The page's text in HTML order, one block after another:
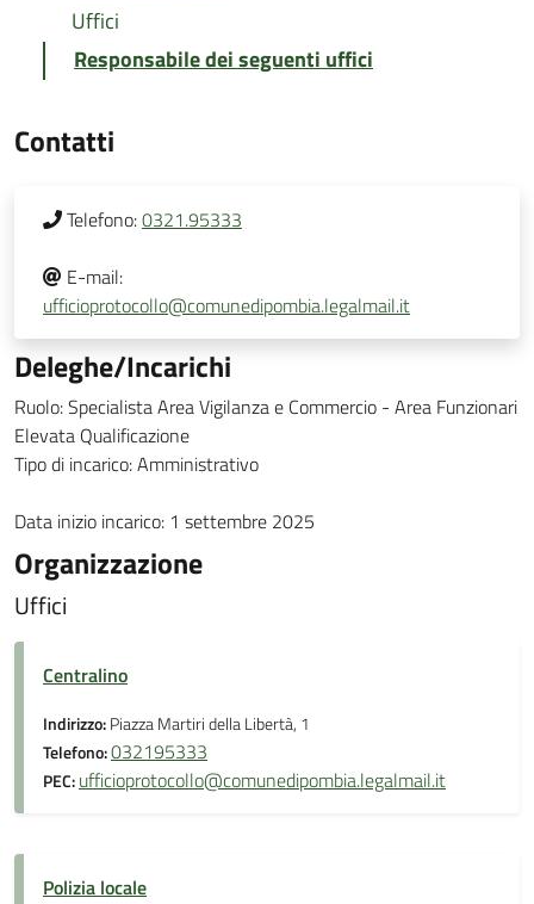
Uffici
Responsabile dei seguenti uffici
Contatti
Telefono:0321.95333
E-mail:
ufficioprotocollo@comunedipombia.legalmail.it
Deleghe/Incarichi
Ruolo: Specialista Area Vigilanza e Commercio - Area Funzionari
Elevata Qualificazione
Tipo di incarico: Amministrativo
Data inizio incarico: 1 settembre 2025
Organizzazione
Uffici
Centralino
Indirizzo:Piazza Martiri della Libertà, 1
Telefono:032195333
PEC:ufficioprotocollo@comunedipombia.legalmail.it
Polizia locale